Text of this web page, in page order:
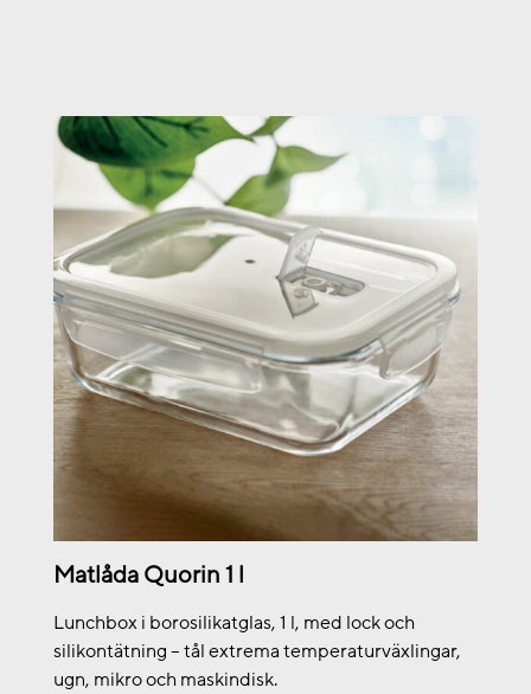
Matlåda Quorin 1 l
Lunchbox i borosilikatglas, 1 l, med lock och
silikontätning – tål extrema temperaturväxlingar,
ugn, mikro och maskindisk.